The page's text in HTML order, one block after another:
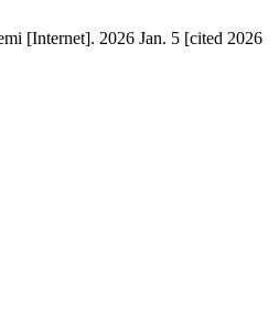
2026 Jan. 5 [cited 2026